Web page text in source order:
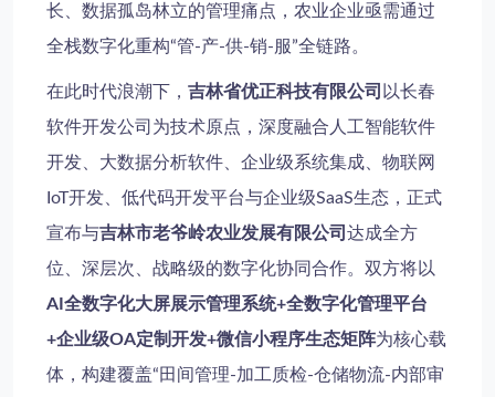
长、数据孤岛林立的管理痛点，农业企业亟需通过
全栈数字化重构“管-产-供-销-服”全链路。
在此时代浪潮下， 吉林省优正科技有限公司 以长春
软件开发公司为技术原点，深度融合人工智能软件
开发、大数据分析软件、企业级系统集成、物联网
IoT开发、低代码开发平台与企业级SaaS生态，正式
宣布与吉林市老爷岭农业发展有限公司 达成全方
位、深层次、战略级的数字化协同合作。双方将以
AI全数字化大屏展示管理系统+全数字化管理平台
+企业级OA定制开发+微信小程序生态矩阵为核心载
体，构建覆盖“田间管理-加工质检-仓储物流-内部审